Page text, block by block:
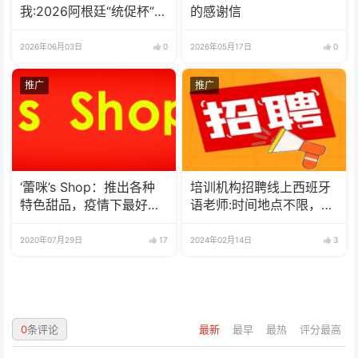
我:2026阿根廷“统促杯”水
圆满落幕
2026年06月03日 0
的感谢信
2026年05月17日 0
推广
‘蕾咪’s Shop：推出各种
特色甜品，疫情下最好的
2020年07月29日 17
推广
培训机构招聘线上西班牙
语老师:时间地点不限，可
2024年02月14日 3
最新 最早 最热 评分最高
0条评论